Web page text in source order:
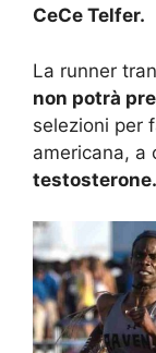
CeCe Telfer.
La runner
non potrà
selezioni per
americana, a
testosterone.